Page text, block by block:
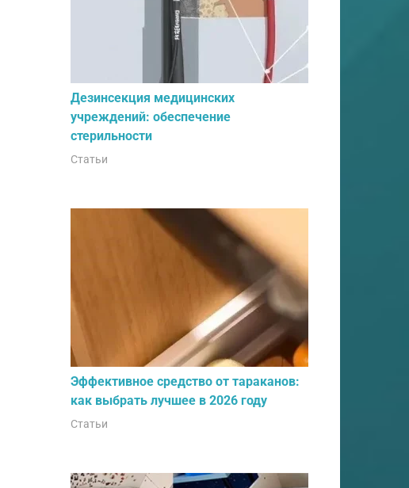
Дезинсекция медицинских
учреждений: обеспечение
стерильности
Статьи
Эффективное средство от тараканов:
как выбрать лучшее в 2026 году
Статьи